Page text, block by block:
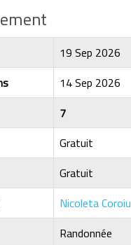
19 Sep 2026
14 Sep 2026
7
Gratuit
Gratuit
Nicoleta Coroiu
Randonnée